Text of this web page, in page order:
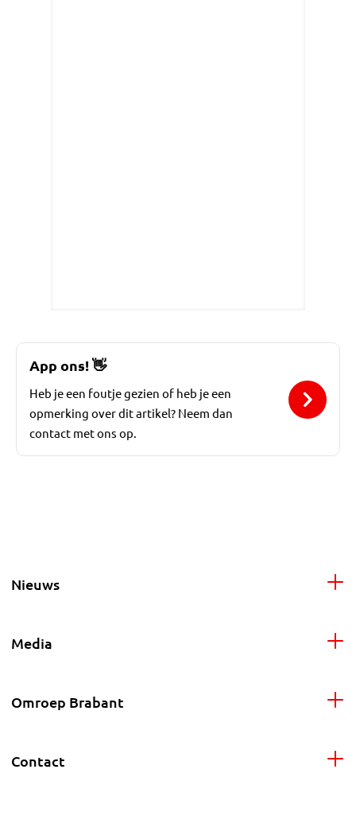
App ons!👋
Heb je een foutje gezien of heb je een
opmerking over dit artikel? Neem dan
contact met ons op.
Nieuws
Media
Omroep Brabant
Contact